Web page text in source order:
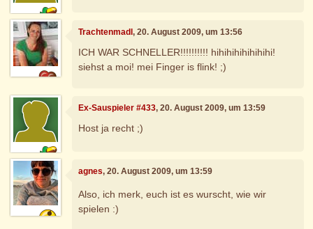
Trachtenmadl, 20. August 2009, um 13:56
ICH WAR SCHNELLER!!!!!!!!!! hihihihihihihihi!
siehst a moi! mei Finger is flink! ;)
Ex-Sauspieler #433, 20. August 2009, um 13:59
Host ja recht ;)
agnes, 20. August 2009, um 13:59
Also, ich merk, euch ist es wurscht, wie wir
spielen :)